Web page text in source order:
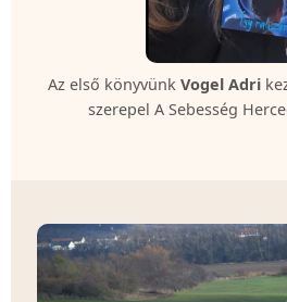
Az első könyvünk Vogel Adri
szerepel A Sebesség